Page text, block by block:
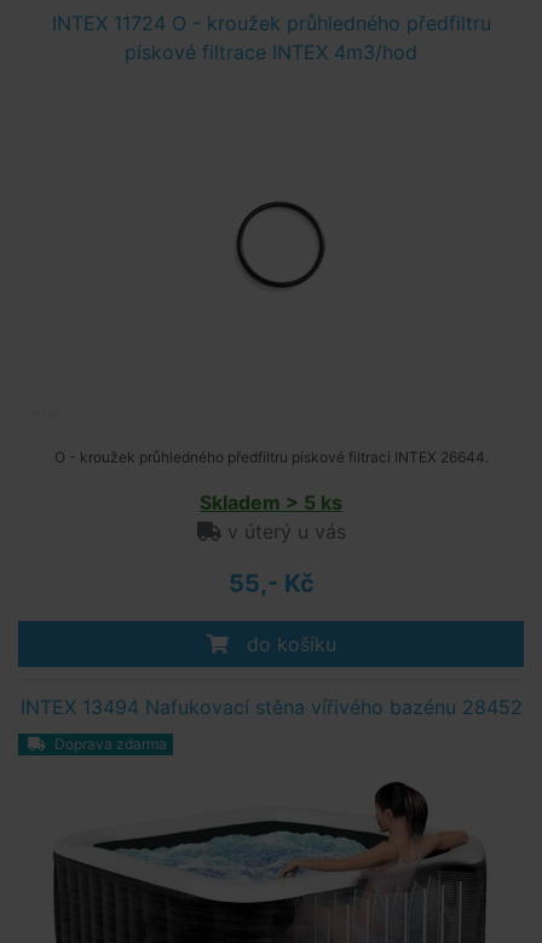
INTEX 11724 O - kroužek průhledného předfiltru
pískové filtrace INTEX 4m3/hod
O - kroužek průhledného předfiltru pískové filtraci INTEX 26644.
Skladem > 5 ks
v úterý u vás
55,- Kč
do košíku
INTEX 13494 Nafukovací stěna vířivého bazénu 28452
Doprava zdarma